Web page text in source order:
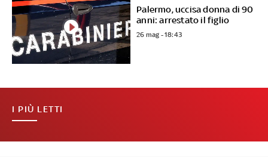
Palermo, uccisa donna di 90
anni: arrestato il figlio
26 mag - 18:43
I PIÙ LETTI